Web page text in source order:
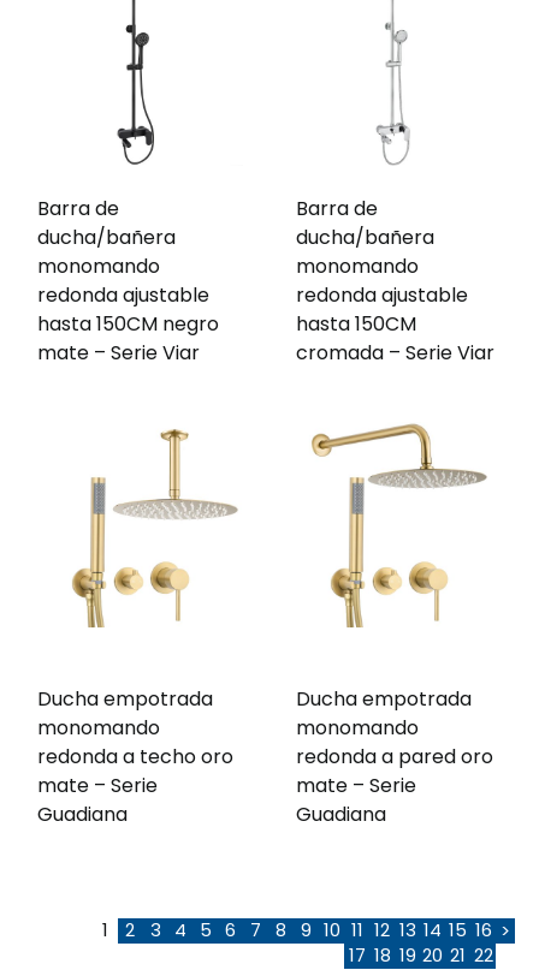
Barra de
ducha/bañera
monomando
redonda ajustable
hasta 150CM negro
mate – Serie Viar
Barra de
ducha/bañera
monomando
redonda ajustable
hasta 150CM
cromada – Serie Viar
Ducha empotrada
monomando
redonda a techo oro
mate – Serie
Guadiana
Ducha empotrada
monomando
redonda a pared oro
mate – Serie
Guadiana
1 2 3 4 5 6 7 8 9 10 11 12 13 14 15 16
17 18 19 20 21 22
>